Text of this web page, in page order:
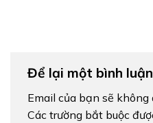
Để lại một bình luận
Email của bạn sẽ
Các trường bắt buộc